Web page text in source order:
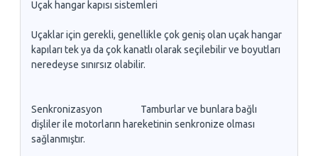
Uçak hangar kapısı sistemleri
Uçaklar için gerekli, genellikle çok geniş olan uçak hangar
kapıları tek ya da çok kanatlı olarak seçilebilir ve boyutları
neredeyse sınırsız olabilir.
Senkronizasyon Tamburlar ve bunlara bağlı
dişliler ile motorların hareketinin senkronize olması
sağlanmıştır.